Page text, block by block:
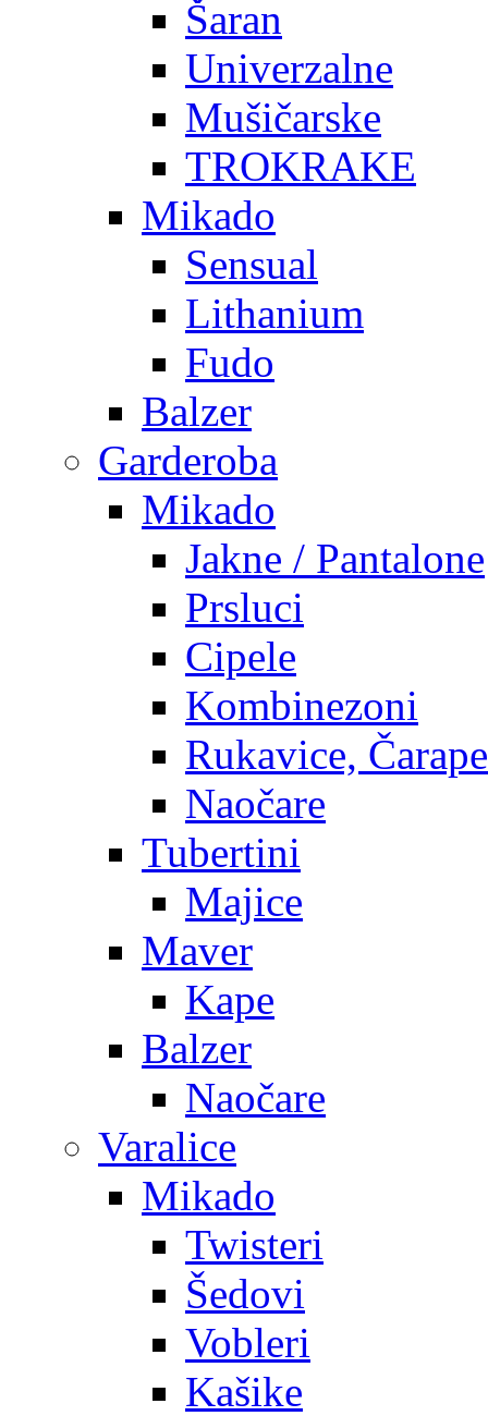
Šaran
Univerzalne
Mušičarske
TROKRAKE
Mikado
Sensual
Lithanium
Fudo
Balzer
Garderoba
Mikado
Jakne / Pantalone
Prsluci
Cipele
Kombinezoni
Rukavice, Čarape
Naočare
Tubertini
Majice
Maver
Kape
Balzer
Naočare
Varalice
Mikado
Twisteri
Šedovi
Vobleri
Kašike